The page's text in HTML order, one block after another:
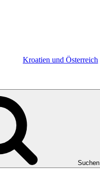
Kroatien und Österreich
Suchen